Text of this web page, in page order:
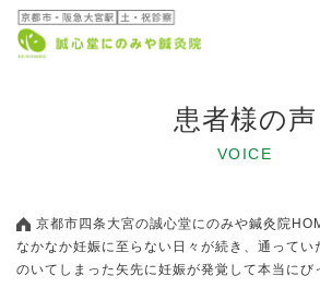
患者様の声
VOICE
京都市四条大宮の誠心堂にのみや鍼灸院
なかなか妊娠に至らない日々が続き、通ってい
のいてしまった矢先に妊娠が発覚して本当にび